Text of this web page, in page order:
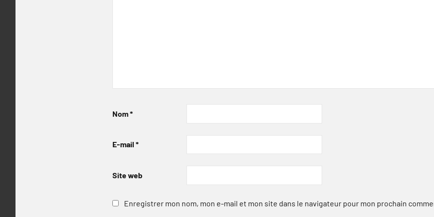
Nom*
E-mail *
Site web
Enregistrer mon nom, mon e-mail et mon site dans le navigateur pour mon prochain